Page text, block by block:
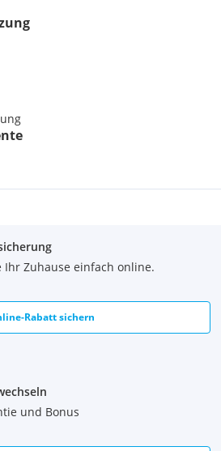
sich auf die Auskünfte des
und vorbehaltlich Irrtum.
Anfrage Ihren vollständigen
Wohnadresse bekannt. Wir bitten
nur Anfragen mit vollständigen
zwischen dem Vermittler und
ein familiäres oder
besteht.
Ihr Zuhause einfach online.
Rabatt sichern
und Bonus